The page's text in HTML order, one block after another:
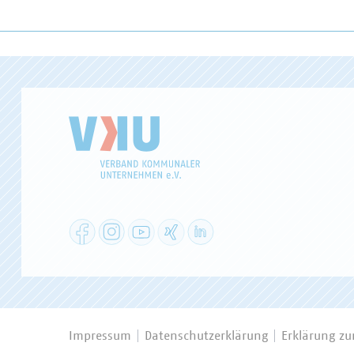
FacebookInstagramYouTube XING
Impressum Datenschutzerklärung Erklärung